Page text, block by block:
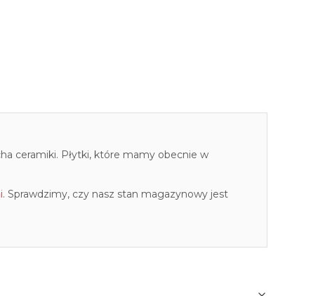
ceramiki. Płytki, które mamy obecnie w
. Sprawdzimy, czy nasz stan magazynowy jest